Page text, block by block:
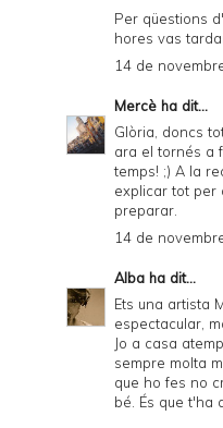
Per qüestions
hores vas
14 de
Mercè ha dit...
Glòria, doncs
ara el tornés a
temps! ;) A la
explicar tot per
preparar.
14 de
Alba ha dit...
Ets una artista
espectacular,
Jo a casa
sempre molta
que ho fes no
bé. És que t'ha